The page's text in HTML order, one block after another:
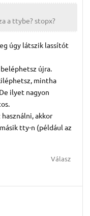
a ttybe? stopx?
úgy látszik lassítót
újra.
mintha
ilyet nagyon
akkor
tty-n (például az
Válasz